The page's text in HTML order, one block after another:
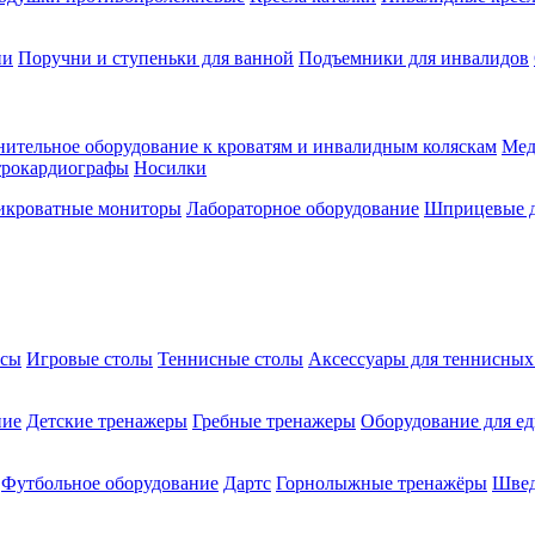
Поручни и ступеньки для ванной Подъемники для инвалидов
оборудование к кроватям и инвалидным коляскам
Носилки
мониторы Лабораторное оборудование Шприцевые
Игровые столы Теннисные столы Аксессуары для
Детские тренажеры Гребные тренажеры Оборудование для
Футбольное оборудование Дартс Горнолыжные тренажёры